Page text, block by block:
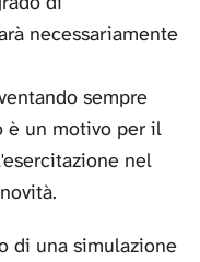
necessariamente
sempre
è un motivo per il
nel
di una simulazione